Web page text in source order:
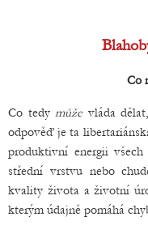
Co
Co tedymůževláda dělat,
odpověď je ta
produktivní energii
střední vrstvu nebo
kvality života a životní
kterým údajně pomáhá